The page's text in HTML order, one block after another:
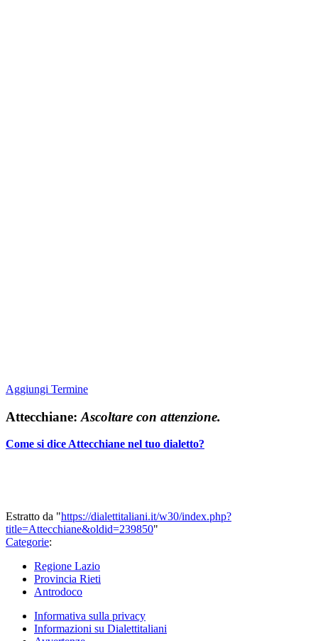
Aggiungi Termine
Attecchiane: Ascoltare con attenzione.
Come si dice Attecchiane nel tuo dialetto?
Estratto da "https://dialettitaliani.it/w30/index.php?
title=Attecchiane&oldid=239850"
Categorie:
Regione Lazio
Provincia Rieti
Antrodoco
Informativa sulla privacy
Informazioni su Dialettitaliani